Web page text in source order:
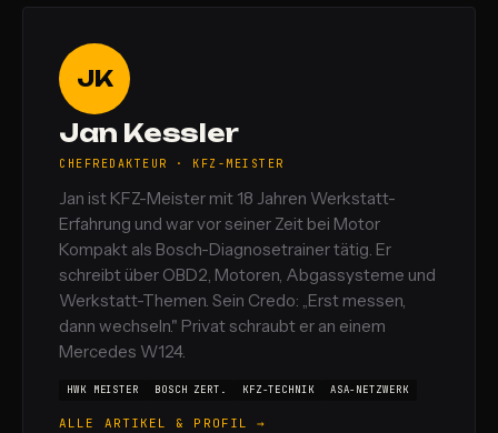
JK
Jan Kessler
CHEFREDAKTEUR · KFZ-MEISTER
Jan ist KFZ-Meister mit 18 Jahren Werkstatt-
Erfahrung und war vor seiner Zeit bei Motor
Kompakt als Bosch-Diagnosetrainer tätig. Er
schreibt über OBD2, Motoren, Abgassysteme und
Werkstatt-Themen. Sein Credo: „Erst messen,
dann wechseln." Privat schraubt er an einem
Mercedes W124.
HWK MEISTER BOSCH ZERT. KFZ-TECHNIK ASA-NETZWERK
ALLE ARTIKEL & PROFIL →